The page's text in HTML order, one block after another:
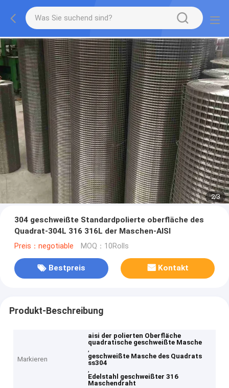
2/3
304 geschweißte Standardpolierte oberfläche des
Quadrat-304L 316 316L der Maschen-AISI
Preis：negotiable MOQ：10Rolls
Bestpreis Kontakt
Produkt-Beschreibung
Markieren
aisi der polierten Oberfläche
quadratische geschweißte Masche
,
geschweißte Masche des Quadrats
ss304
,
Edelstahl geschweißter 316
Maschendraht